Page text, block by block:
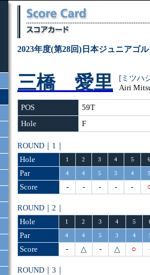
2023年度(第28回)日本ジュニアゴ
三橋 愛里
[ミツハ
Airi
POS
59T
Hole
F
ROUND｜1｜
Hole
1 2 3 4 5
Par 4 4 5 3 4
Score - - - - -
ROUND｜2｜
Hole
1 2 3 4 5
Par 4 4 5 3 4
Score - △ - △ ○
ROUND｜3｜